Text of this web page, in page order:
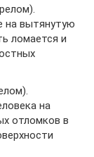
на вытянутую
ломается и
на
отломков в